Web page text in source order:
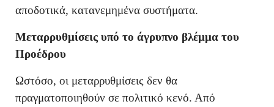
αποδοτικά, κατανεμημένα συστήματα.
Μεταρρυθμίσεις υπό το άγρυπνο βλέμμα του
Προέδρου
Ωστόσο, οι μεταρρυθμίσεις δεν θα
πραγματοποιηθούν σε πολιτικό κενό. Από